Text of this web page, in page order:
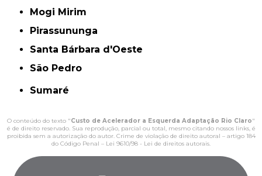
Mogi Mirim
Pirassununga
Santa Bárbara d'Oeste
São Pedro
Sumaré
O conteúdo do texto "Custo de Acelerador a Esquerda Adaptação Rio Claro"
é de direito reservado. Sua reprodução, parcial ou total, mesmo citando nossos links, é
proibida sem a autorização do autor. Crime de violação de direito autoral – artigo 184
do Código Penal – Lei 9610/98 - Lei de direitos autorais.